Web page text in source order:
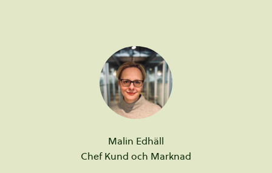
Malin Edhäll
Chef Kund och Marknad